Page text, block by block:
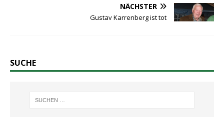
NÄCHSTER
Gustav Karrenberg ist tot
SUCHE